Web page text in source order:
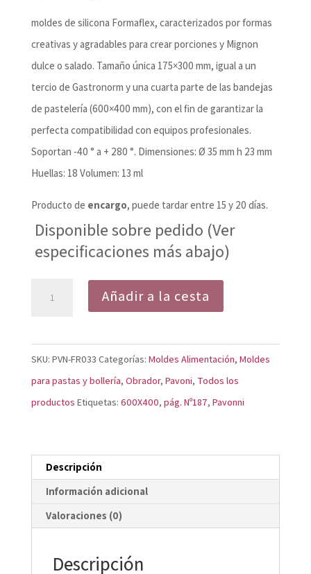
original
era:
9,85€.
actual
es:
9,38€.
moldes de silicona Formaflex, caracterizados por formas
creativas y agradables para crear porciones y Mignon
dulce o salado. Tamaño única 175×300 mm, igual a un
tercio de Gastronorm y una cuarta parte de las bandejas
de pastelería (600×400 mm), con el fin de garantizar la
perfecta compatibilidad con equipos profesionales.
Soportan -40 ° a + 280 °. Dimensiones: Ø 35 mm h 23 mm
Huellas: 18 Volumen: 13 ml
Producto de encargo, puede tardar entre 15 y 20 días.
Disponible sobre pedido (Ver
especificaciones más abajo)
FR033
Añadir a la cesta
SKU: PVN-FR033 Categorías: Moldes Alimentación, Moldes
para pastas y bollería, Obrador, Pavoni, Todos los
productos Etiquetas: 600X400, pág. Nº187, Pavonni
Descripción
Información adicional
Valoraciones (0)
Descripción